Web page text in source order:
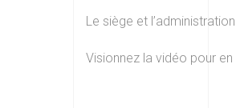
Le siège et
Visionnez la vidéo pour